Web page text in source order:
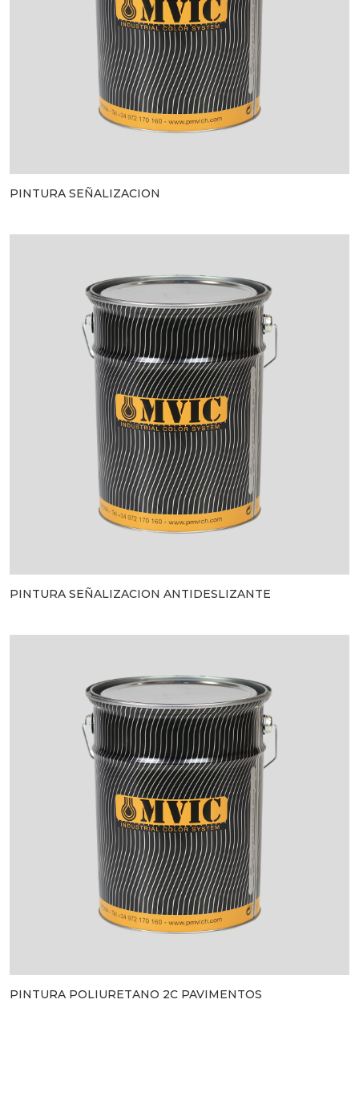
PINTURA SEÑALIZACION
PINTURA SEÑALIZACION ANTIDESLIZANTE
PINTURA POLIURETANO 2C PAVIMENTOS